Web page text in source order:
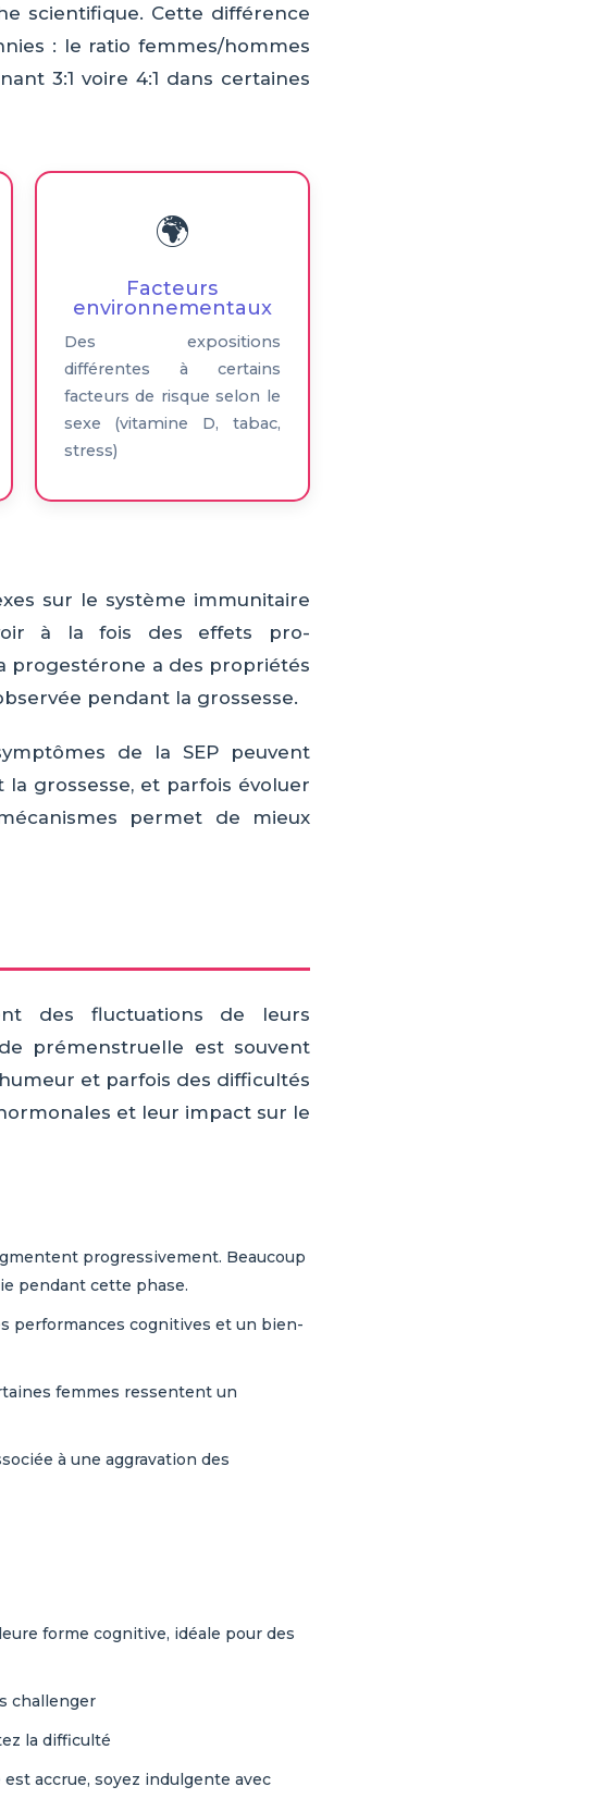
scientifique. Cette différence
: le ratio femmes/hommes
3:1 voire 4:1 dans certaines
🌍
Facteurs
environnementaux
Des expositions
différentes à certains
facteurs de risque selon le
sexe (vitamine D, tabac,
stress)
sur le système immunitaire
à la fois des effets pro-
progestérone a des propriétés
pendant la grossesse.
de la SEP peuvent
grossesse, et parfois évoluer
permet de mieux
des fluctuations de leurs
prémenstruelle est souvent
et parfois des difficultés
et leur impact sur le
progressivement. Beaucoup
pendant cette phase.
performances cognitives et un bien-
femmes ressentent un
à une aggravation des
forme cognitive, idéale pour des
challenger
la difficulté
accrue, soyez indulgente avec